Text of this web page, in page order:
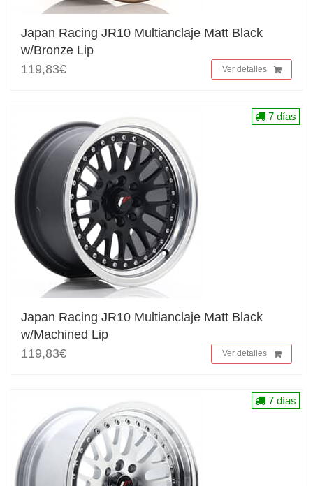
Japan Racing JR10 Multianclaje Matt Black
w/Bronze Lip
119,83€
Ver detalles
Japan Racing JR10 Multianclaje Matt Black
w/Machined Lip
119,83€
Ver detalles
7 días
7 días